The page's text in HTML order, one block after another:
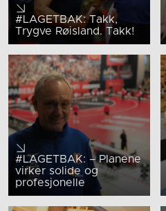
#LAGETBAK: Takk,
Trygve Røisland. Takk!
#LAGETBAK: – Planene
virker solide og
profesjonelle